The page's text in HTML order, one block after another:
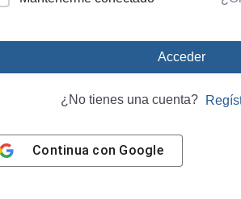
Acceder
¿No tienes una cuenta?
Continua con Google